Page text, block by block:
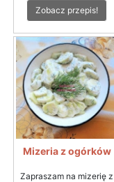
Zobacz przepis!
Mizeria z ogórków
Zapraszam na mizerię z